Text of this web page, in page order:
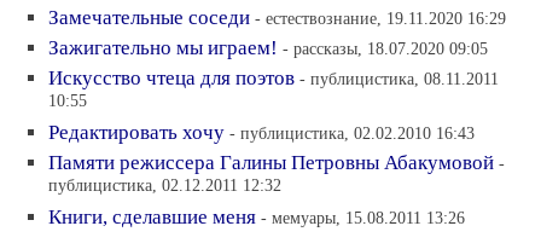
Замечательные соседи - естествознание, 19.11.2020 16:29
Зажигательно мы играем! - рассказы, 18.07.2020 09:05
Искусство чтеца для поэтов - публицистика, 08.11.2011
10:55
Редактировать хочу - публицистика, 02.02.2010 16:43
Памяти режиссера Галины Петровны Абакумовой -
публицистика, 02.12.2011 12:32
Книги, сделавшие меня - мемуары, 15.08.2011 13:26